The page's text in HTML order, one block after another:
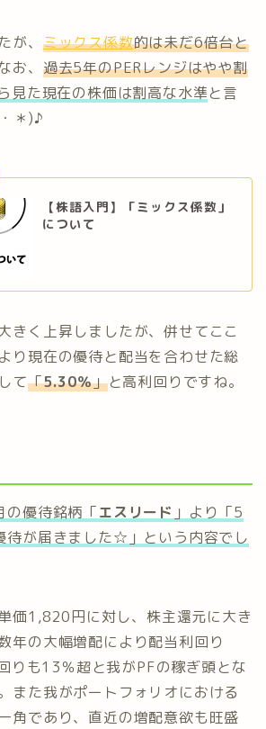
が、 ミックス係数的は未だ6倍台と
お、 過去5年のPERレンジはやや割
見た現在の株価は割高な水準と言
＊)♪
【株語入門】「ミックス係数」
について
きく上昇しましたが、併せてここ
り現在の優待と配当を合わせた総
て「5.30％」と高利回りですね。
の優待銘柄「エスリード 」より「5
待が届きました☆」という内容でし
価1,820円に対し、株主還元に大き
年の大幅増配により配当利回り
りも13％超と我がPFの稼ぎ頭とな
また我がポートフォリオにおける
角であり、直近の増配意欲も旺盛